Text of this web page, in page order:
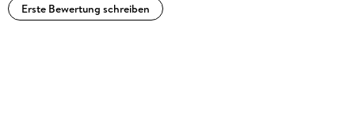
Erste Bewertung schreiben